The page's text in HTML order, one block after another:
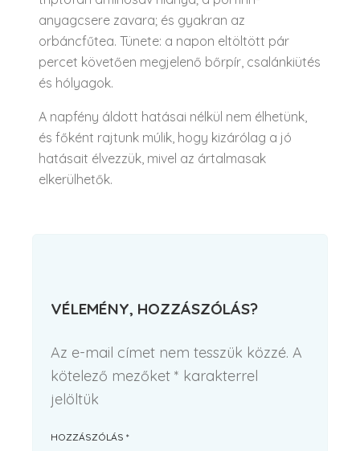
anyagcsere zavara; és gyakran az
orbáncfűtea. Tünete: a napon eltöltött pár
percet követően megjelenő bőrpír, csalánkiütés
és hólyagok.
A napfény áldott hatásai nélkül nem élhetünk,
és főként rajtunk múlik, hogy kizárólag a jó
hatásait élvezzük, mivel az ártalmasak
elkerülhetők.
VÉLEMÉNY, HOZZÁSZÓLÁS?
Az e-mail címet nem tesszük közzé. A
kötelező mezőket* karakterrel
jelöltük
HOZZÁSZÓLÁS*